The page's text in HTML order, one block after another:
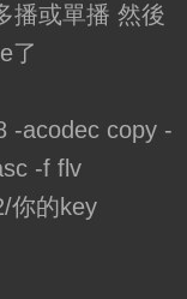
播或單播 然後
了
-acodec copy -
-f flv
你的key